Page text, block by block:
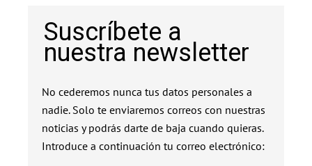
Suscríbete a
nuestra newsletter
No cederemos nunca tus datos personales a
nadie. Solo te enviaremos correos con nuestras
noticias y podrás darte de baja cuando quieras.
Introduce a continuación tu correo electrónico: